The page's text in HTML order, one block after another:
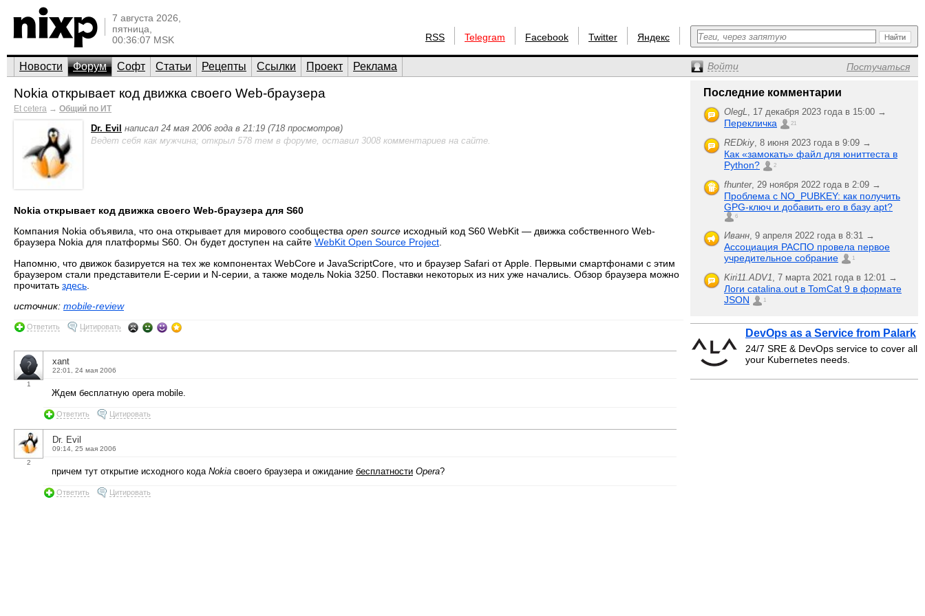
7 августа 2026,
пятница,
00:36:07 MSK
RSS Telegram Facebook Twitter Яндекс
Новости Форум Софт Статьи Рецепты Ссылки Проект Реклама Войти Постучаться
Nokia открывает код движка своего Web-браузера
Et cetera → Общий по ИТ
Dr. Evil написал 24 мая 2006 года в 21:19 (718 просмотров)
Ведет себя как мужчина; открыл 578 тем в форуме, оставил 3008 комментариев на сайте.
Nokia открывает код движка своего Web-браузера для S60
Компания Nokia объявила, что она открывает для мирового сообщества open source исходный код S60 WebKit — движка собственного Web-
браузера Nokia для платформы S60. Он будет доступен на сайте WebKit Open Source Project.
Напомню, что движок базируется на тех же компонентах WebCore и JavaScriptCore, что и браузер Safari от Apple. Первыми смартфонами с этим
браузером стали представители E-серии и N-серии, а также модель Nokia 3250. Поставки некоторых из них уже начались. Обзор браузера можно
прочитать здесь
источник: mobile-review
Ответить Цитировать
1
xant
22:01, 24 мая 2006
Ждем бесплатную opera mobile.
Ответить Цитировать
2
Dr. Evil
09:14, 25 мая 2006
причем тут открытие исходного кода Nokia своего браузера и ожидание бесплатности Opera?
Ответить Цитировать
Последние комментарии
OlegL, 17 декабря 2023 года в 15:00 →
Перекличка 21
REDkiy, 8 июня 2023 года в 9:09 →
Как «замокать» файл для юниттеста в
Python?
2
fhunter, 29 ноября 2022 года в 2:09 →
Проблема с NO_PUBKEY: как получить
GPG-ключ и добавить его в базу apt?
6
Иванн, 9 апреля 2022 года в 8:31 →
Ассоциация РАСПО провела первое
учредительное собрание
1
Kiri11.ADV1, 7 марта 2021 года в 12:01 →
Логи catalina.out в TomCat 9 в формате
JSON
1
DevOps as a Service from Palark
24/7 SRE & DevOps service to cover all
your Kubernetes needs.